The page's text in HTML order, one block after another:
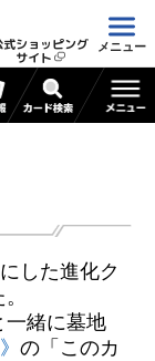
式ショッピング
サイト
メニュー
した進化ク
一緒に墓地
の「このカ